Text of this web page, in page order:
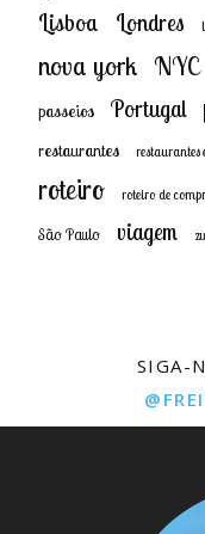
Lisboa Londres
nova york NYC
passeios Portugal
restaurantes restaurantes
roteiro roteiro de
São Paulo viagem
SIGA-